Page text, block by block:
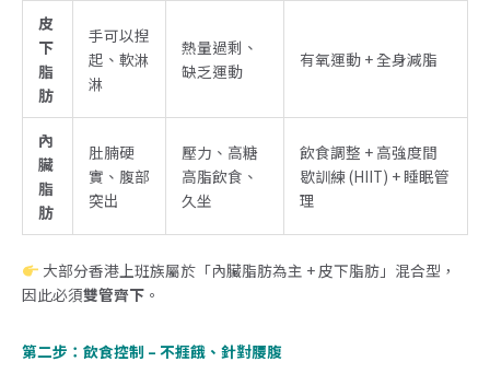
皮
下
脂
肪
手可以揑
起、軟淋
淋
熱量過剩、
缺乏運動
有氧運動 + 全身減脂
內
臟
脂
肪
肚腩硬
實、腹部
突出
壓力、高糖
高脂飲食、
久坐
飲食調整 + 高強度間
歇訓練 (HIIT) + 睡眠管
理
大部分香港上班族屬於「內臟脂肪為主 + 皮下脂肪」混合型，
因此必須雙管齊下 。
第二步：飲食控制 – 不捱餓、針對腰腹